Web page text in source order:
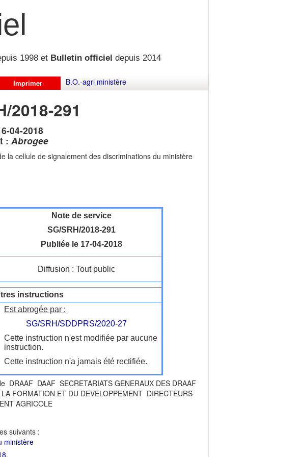
1998 et Bulletin officiel depuis 2014
Imprimer B.O.-agri ministère
2018-291
04-2018
: Abrogee
la cellule de signalement des discriminations du ministère
Note de service
SG/SRH/2018-291
Publiée le 17-04-2018
Diffusion : Tout public
instructions
Est abrogée par :
SG/SRH/SDDPRS/2020-27
Cette instruction n'est modifiée par aucune
instruction.
Cette instruction n'a jamais été rectifiée.
DRAAF DAAF SECRETARIATS GENERAUX DES DRAAF
FORMATION ET DU DEVELOPPEMENT DIRECTEURS
AGRICOLE
suivants :
ministère
.